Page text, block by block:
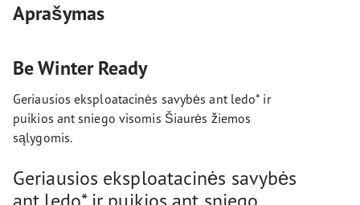
Aprašymas
Be Winter Ready
Geriausios eksploatacinės savybės ant ledo* ir
puikios ant sniego visomis Šiaurės žiemos
sąlygomis.
Geriausios eksploatacinės savybės
ant ledo* ir puikios ant sniego